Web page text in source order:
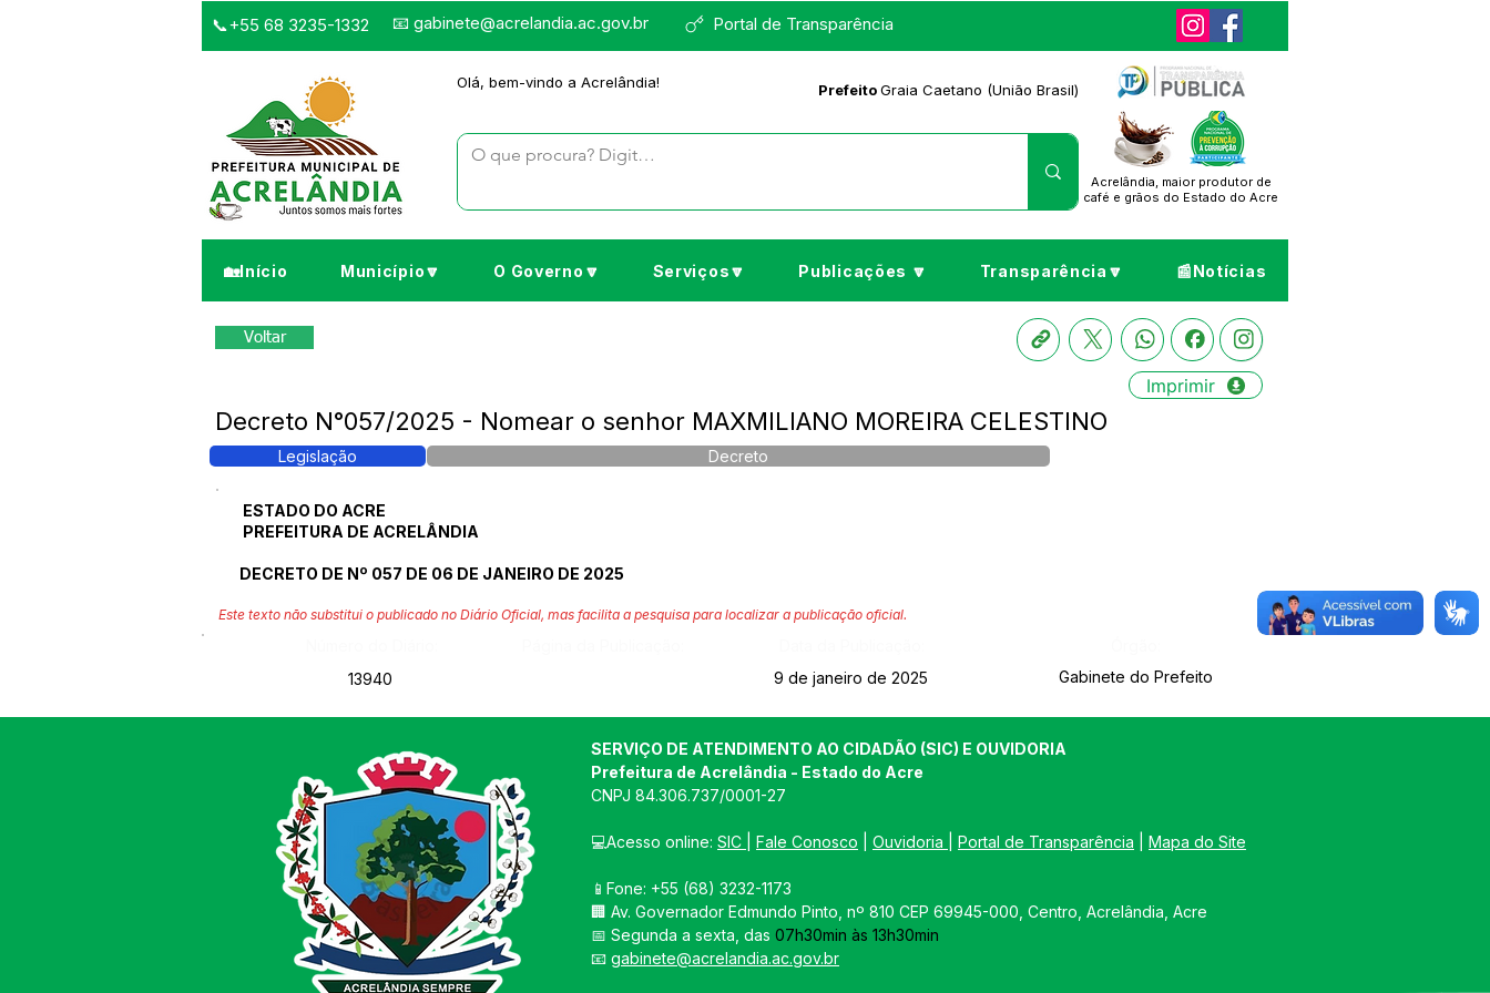
Portal de Transparência
📞+55 68 3235-1332 📧 gabinete@acrelandia.ac.gov.br
Olá, bem-vindo a Acrelândia! PrefeitoGraia Caetano (União Brasil)
Acrelândia, maior produtor de
café e grãos do Estado do Acre
🏡Início Município🔽 O Governo🔽 Serviços🔽 Publicações 🔽 Transparência🔽 📰Notícias
Voltar
Imprimir
Decreto N°057/2025 - Nomear o senhor MAXMILIANO MOREIRA CELESTINO
Legislação Decreto
ESTADO DO ACRE
PREFEITURA DE ACRELÂNDIA
DECRETO DE Nº 057 DE 06 DE JANEIRO DE 2025
Este texto não substitui o publicado no Diário Oficial, mas facilita a pesquisa para localizar a publicação oficial.
13940
9 de janeiro de 2025 Gabinete do Prefeito
SERVIÇO DE ATENDIMENTO AO CIDADÃO (SIC) E OUVIDORIA
Prefeitura de Acrelândia - Estado do Acre
CNPJ 84.306.737/0001-27
💻Acesso online: SIC Fale Conosco Ouvidoria Portal de Transparência Mapa do Site
📱Fone: +55 (68) 3232-1173
🏢 Av. Governador Edmundo Pinto, nº 810 CEP 69945-000, Centro, Acrelândia, Acre
📅 Segunda a sexta, das 07h30min às 13h30min
📧 gabinete@acrelandia.ac.gov.br